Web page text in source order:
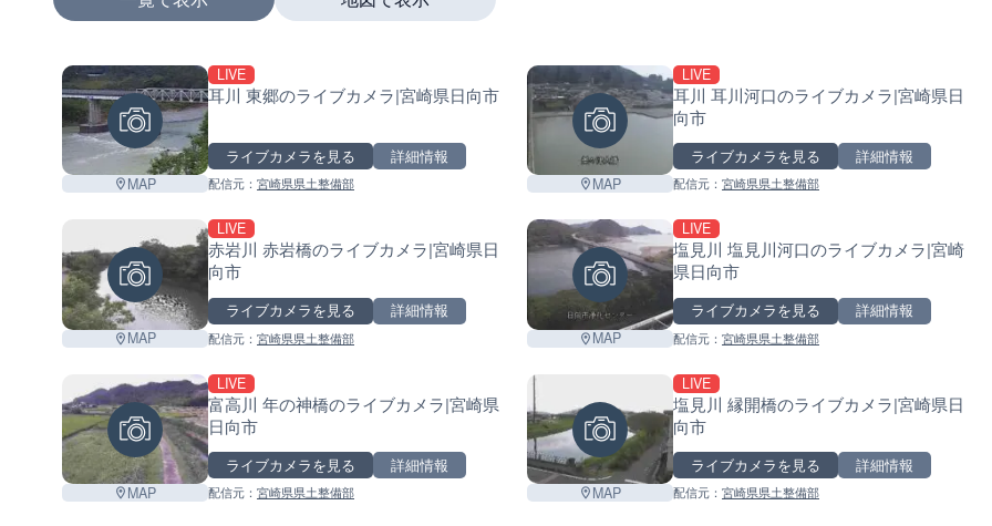
MAP
LIVE
耳川 東郷のライブカメラ|宮崎県日向市
ライブカメラを見る 詳細情報
配信元： 宮崎県県土整備部 MAP
LIVE
耳川 耳川河口のライブカメラ|宮崎県日
向市
ライブカメラを見る 詳細情報
配信元： 宮崎県県土整備部
MAP
LIVE
赤岩川 赤岩橋のライブカメラ|宮崎県日
向市
ライブカメラを見る 詳細情報
配信元： 宮崎県県土整備部 MAP
LIVE
塩見川 塩見川河口のライブカメラ|宮崎
県日向市
ライブカメラを見る 詳細情報
配信元： 宮崎県県土整備部
MAP
LIVE
富高川 年の神橋のライブカメラ|宮崎県
日向市
ライブカメラを見る 詳細情報
配信元： 宮崎県県土整備部 MAP
LIVE
塩見川 縁開橋のライブカメラ|宮崎県日
向市
ライブカメラを見る 詳細情報
配信元： 宮崎県県土整備部
+